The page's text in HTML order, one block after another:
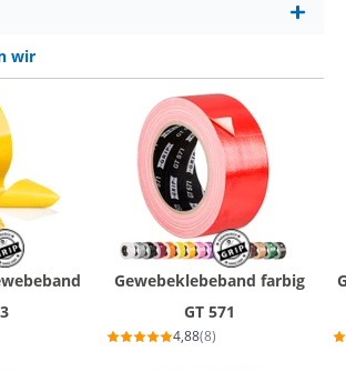
wir
Gewebeklebeband farbig
GT 571
4,88(8)